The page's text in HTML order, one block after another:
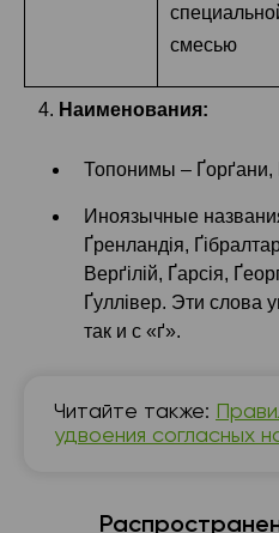
смесью
4. Наименования:
Топонимы – Ґорґани,
Иноязычные
Ґренландія,
Верґілій, Ґарсія,
Ґуллівер. Эти слова
так и с «ґ».
Читайте также:
удвоения согласных